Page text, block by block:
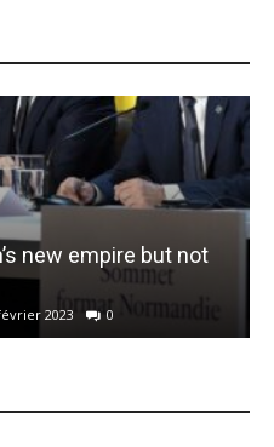
new empire but not
2023 0